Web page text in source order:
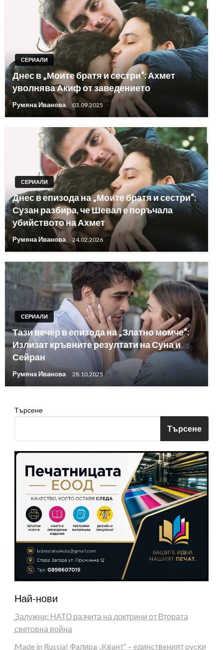
СЕРИАЛИ
Днес в „Моите братя и сестри“: Ахмет
уволнява Акиф от заведението
Румяна Иванова 03.09.2025
СЕРИАЛИ
Днес в епизода на „Моите братя и сестри“:
Сузан разбира, че Шевал е поръчала
убийството на Ахмет
Румяна Иванова 24.02.2026
СЕРИАЛИ
Тази вечер в епизода на „Златно момче“:
Излизат кръвните резултати на Суна и
Сейран
Румяна Иванова 28.10.2025
Търсене
Търсене
Най-нови
Залужни: НАТО разчита на доктрини от Втората
световна война
Made in Russia! Фaлиpa „Kвaнт“ – eдинcтвeният pycĸи